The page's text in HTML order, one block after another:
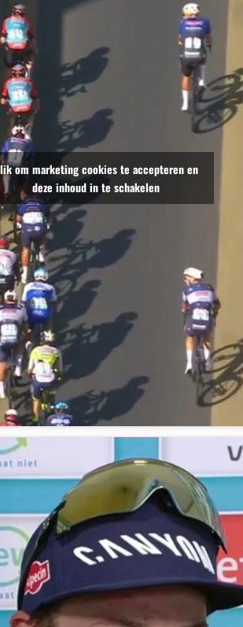
om marketing cookies te accepteren en
deze inhoud in te schakelen